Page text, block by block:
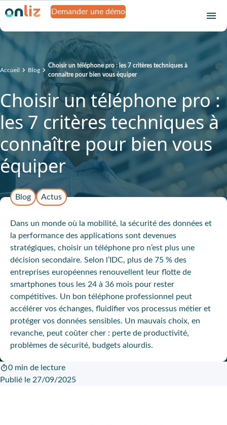
Demander une démo
Accueil Blog
Choisir un téléphone pro : les 7 critères techniques à
connaître pour bien vous équiper
Choisir un téléphone pro :
les 7 critères techniques à
connaître pour bien vous
équiper
Blog Actus
Dans un monde où la mobilité, la sécurité des données et
la performance des applications sont devenues
stratégiques, choisir un téléphone pro n’est plus une
décision secondaire. Selon l’IDC, plus de 75 % des
entreprises européennes renouvellent leur flotte de
smartphones tous les 24 à 36 mois pour rester
compétitives. Un bon téléphone professionnel peut
accélérer vos échanges, fluidifier vos processus métier et
protéger vos données sensibles. Un mauvais choix, en
revanche, peut coûter cher : perte de productivité,
problèmes de sécurité, budgets alourdis.
0 min de lecture
Publié le 27/09/2025